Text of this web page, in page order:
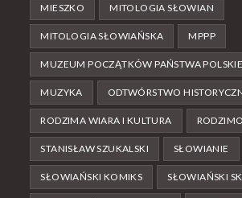
MIESZKO MITOLOGIA SŁOWIAN
MITOLOGIA SŁOWIAŃSKA MPPP
MUZEUM POCZĄTKÓW PAŃSTWA
MUZYKA ODTWÓRSTWO
RODZIMA WIARA I KULTURA
STANISŁAW SZUKALSKI SŁOWIANIE
SŁOWIAŃSKI KOMIKS SŁOWIAŃSKI